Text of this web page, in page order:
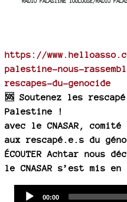
https://
palestine-nous-
rescapes-du-genocide
🆘 Soutenez les
Palestine !
avec le CNASAR,
aux rescapé.e.s du
ÉCOUTER Achtar nous
le CNASAR s’est mis
Current
00:00